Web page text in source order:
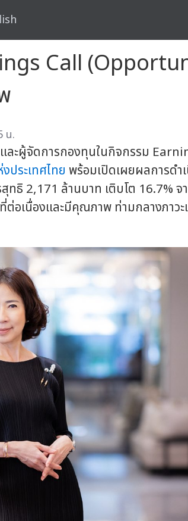
Call
น.
ละผู้จัดการกองทุนในกิจกรรม
ระเทศไทย พร้อมเปิดเผยผลการดำ
ธิ 2,171 ล้านบาท เติบโต 16.7% จ
ต่อเนื่องและมีคุณภาพ ท่ามกลางภาว